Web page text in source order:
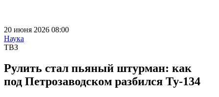
20 июня 2026 08:00
Наука
ТВЗ
Рулить стал пьяный штурман: как
под Петрозаводском разбился Ту-134